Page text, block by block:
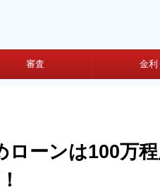
審査 金利
ローンは100万